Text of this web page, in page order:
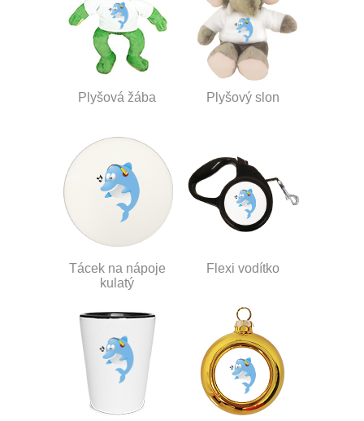
Plyšová žába Plyšový slon
Tácek na nápoje
kulatý
Flexi vodítko